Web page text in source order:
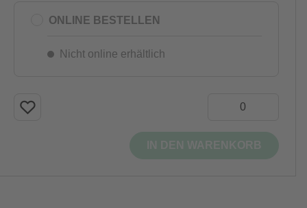
ONLINE BESTELLEN
Nicht online erhältlich